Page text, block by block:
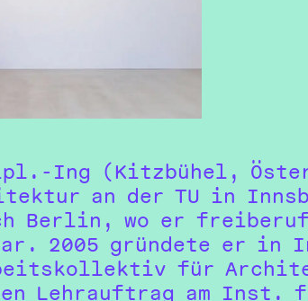
Dipl.-Ing (Kitzbühel,
an der TU in
Berlin, wo er
2005 gründete er in
für
Lehrauftrag am Inst.